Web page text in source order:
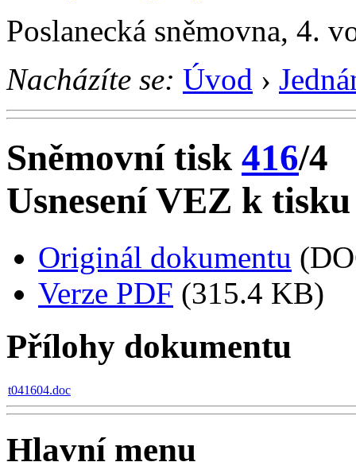
Poslanecká sněmovna, 4.
Nacházíte se: Úvod ›
Sněmovní tisk 416/4
Usnesení VEZ k
Originál dokumentu
Verze PDF (315.4 KB)
Přílohy dokumentu
t041604.doc
Hlavní menu